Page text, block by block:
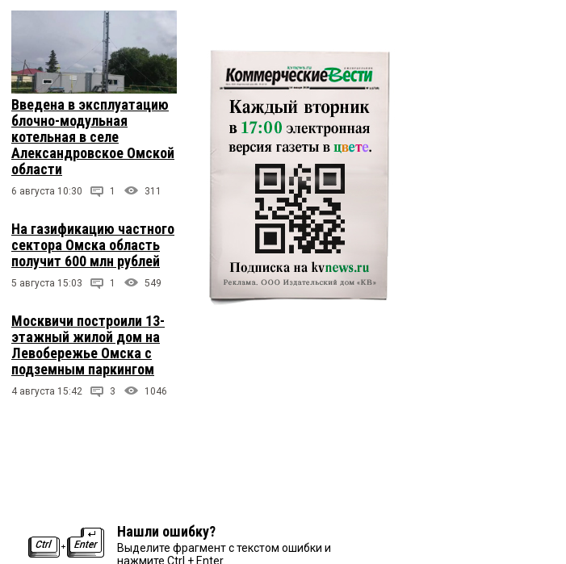
Введена в эксплуатацию
блочно-модульная
котельная в селе
Александровское Омской
области
6 августа 10:30 1 311
На газификацию частного
сектора Омска область
получит 600 млн рублей
5 августа 15:03 1 549
Москвичи построили 13-
этажный жилой дом на
Левобережье Омска с
подземным паркингом
4 августа 15:42 3 1046
Нашли ошибку?
Выделите фрагмент с текстом ошибки и
нажмите Ctrl + Enter.